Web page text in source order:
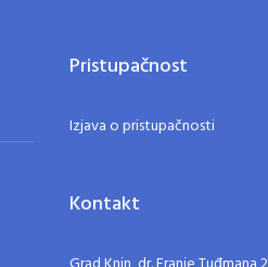
Pristupačnost
Izjava o pristupačnosti
Kontakt